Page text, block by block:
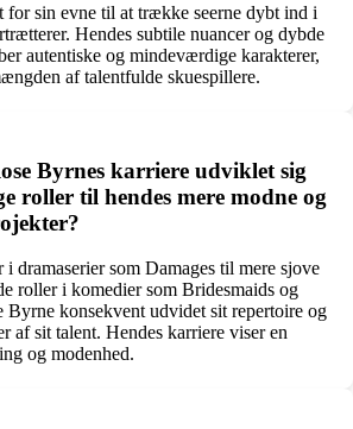
for sin evne til at trække seerne dybt ind i
Hendes subtile nuancer og dybde
autentiske og mindeværdige karakterer,
af talentfulde skuespillere.
Byrnes karriere udviklet sig
roller til hendes mere modne og
dramaserier som Damages til mere sjove
roller i komedier som Bridesmaids og
Byrne konsekvent udvidet sit repertoire og
af sit talent. Hendes karriere viser en
og modenhed.